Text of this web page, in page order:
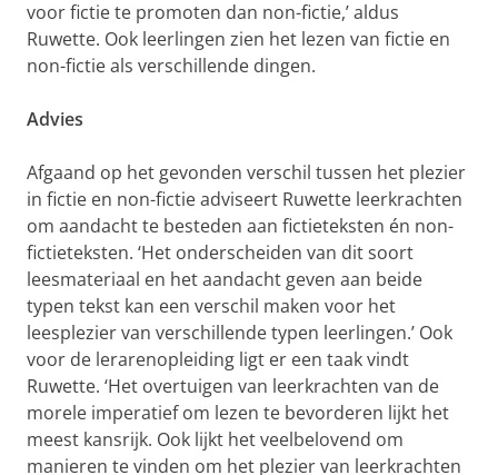
voor fictie te promoten dan non-fictie,’ aldus
Ruwette. Ook leerlingen zien het lezen van fictie en
non-fictie als verschillende dingen.
Advies
Afgaand op het gevonden verschil tussen het plezier
in fictie en non-fictie adviseert Ruwette leerkrachten
om aandacht te besteden aan fictieteksten én non-
fictieteksten. ‘Het onderscheiden van dit soort
leesmateriaal en het aandacht geven aan beide
typen tekst kan een verschil maken voor het
leesplezier van verschillende typen leerlingen.’ Ook
voor de lerarenopleiding ligt er een taak vindt
Ruwette. ‘Het overtuigen van leerkrachten van de
morele imperatief om lezen te bevorderen lijkt het
meest kansrijk. Ook lijkt het veelbelovend om
manieren te vinden om het plezier van leerkrachten